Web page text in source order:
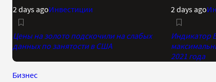
2 days agoИнвестиции
Цены на золото подскочили на слабых
данных по занятости в США
2 days ago
Индикатор
2021 года
Бизнес